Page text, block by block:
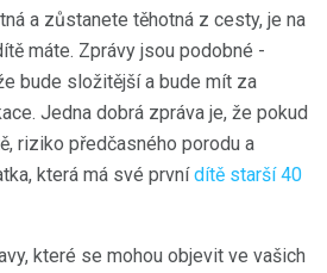
a zůstanete těhotná z cesty, je na
máte. Zprávy jsou podobné -
bude složitější a bude mít za
Jedna dobrá zpráva je, že pokud
riziko předčasného porodu a
která má své prvnídítě starší 40
které se mohou objevit ve vašich